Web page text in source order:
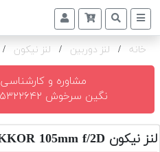
دوربین
و
تجهیزات
و
اکسسوری
خانه / لنز دوربین / لنز نیکون /
مشاوره و کارشناسی
نگین سرخوش ۰۹۰۲۵۳۲۲۶۴۲
لنز نیکون AF DC-NIKKOR 105mm f/2D دست دوم